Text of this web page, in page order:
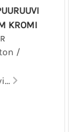
KROMI
/